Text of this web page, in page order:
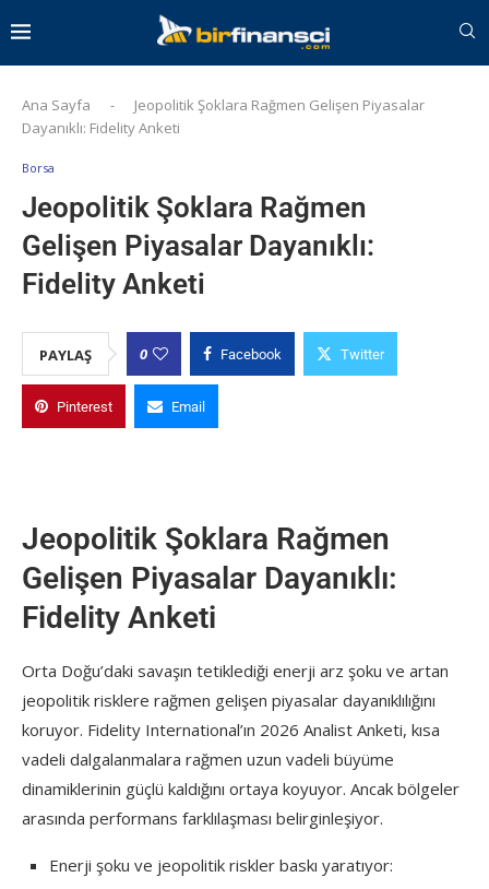
Ana Sayfa -
Jeopolitik Şoklara Rağmen Gelişen Piyasalar
Dayanıklı: Fidelity Anketi
Borsa
Jeopolitik Şoklara Rağmen
Gelişen Piyasalar Dayanıklı:
Fidelity Anketi
PAYLAŞ 0 Facebook Twitter
Pinterest Email
Jeopolitik Şoklara Rağmen
Gelişen Piyasalar Dayanıklı:
Fidelity Anketi
Orta Doğu’daki savaşın tetiklediği enerji arz şoku ve artan
jeopolitik risklere rağmen gelişen piyasalar dayanıklılığını
koruyor. Fidelity International’ın 2026 Analist Anketi, kısa
vadeli dalgalanmalara rağmen uzun vadeli büyüme
dinamiklerinin güçlü kaldığını ortaya koyuyor. Ancak bölgeler
arasında performans farklılaşması belirginleşiyor.
Enerji şoku ve jeopolitik riskler baskı yaratıyor: